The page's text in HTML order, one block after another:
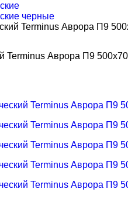
черные
Terminus Аврора П9